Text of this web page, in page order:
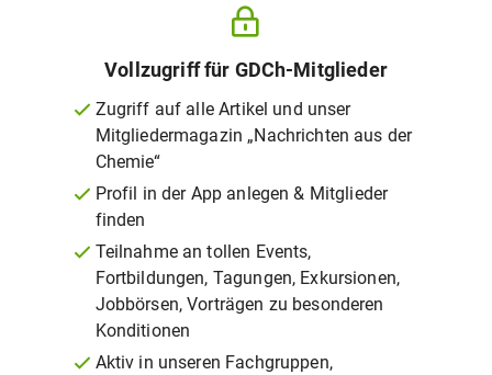
Vollzugriff für GDCh-Mitglieder
Zugriff auf alle Artikel und unser
Mitgliedermagazin „Nachrichten aus der
Chemie“
Profil in der App anlegen & Mitglieder
finden
Teilnahme an tollen Events,
Fortbildungen, Tagungen, Exkursionen,
Jobbörsen, Vorträgen zu besonderen
Konditionen
Aktiv in unseren Fachgruppen,